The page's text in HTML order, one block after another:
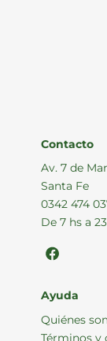
Contacto
Av. 7 de
Santa Fe
0342 474
De 7 hs a
Ayuda
Quiénes
Términos y